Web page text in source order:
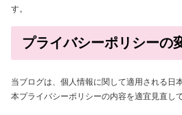
す。
プライバシーポリシーの
当ブログは、個人情報に関して適用される日
本プライバシーポリシーの内容を適宜見直し